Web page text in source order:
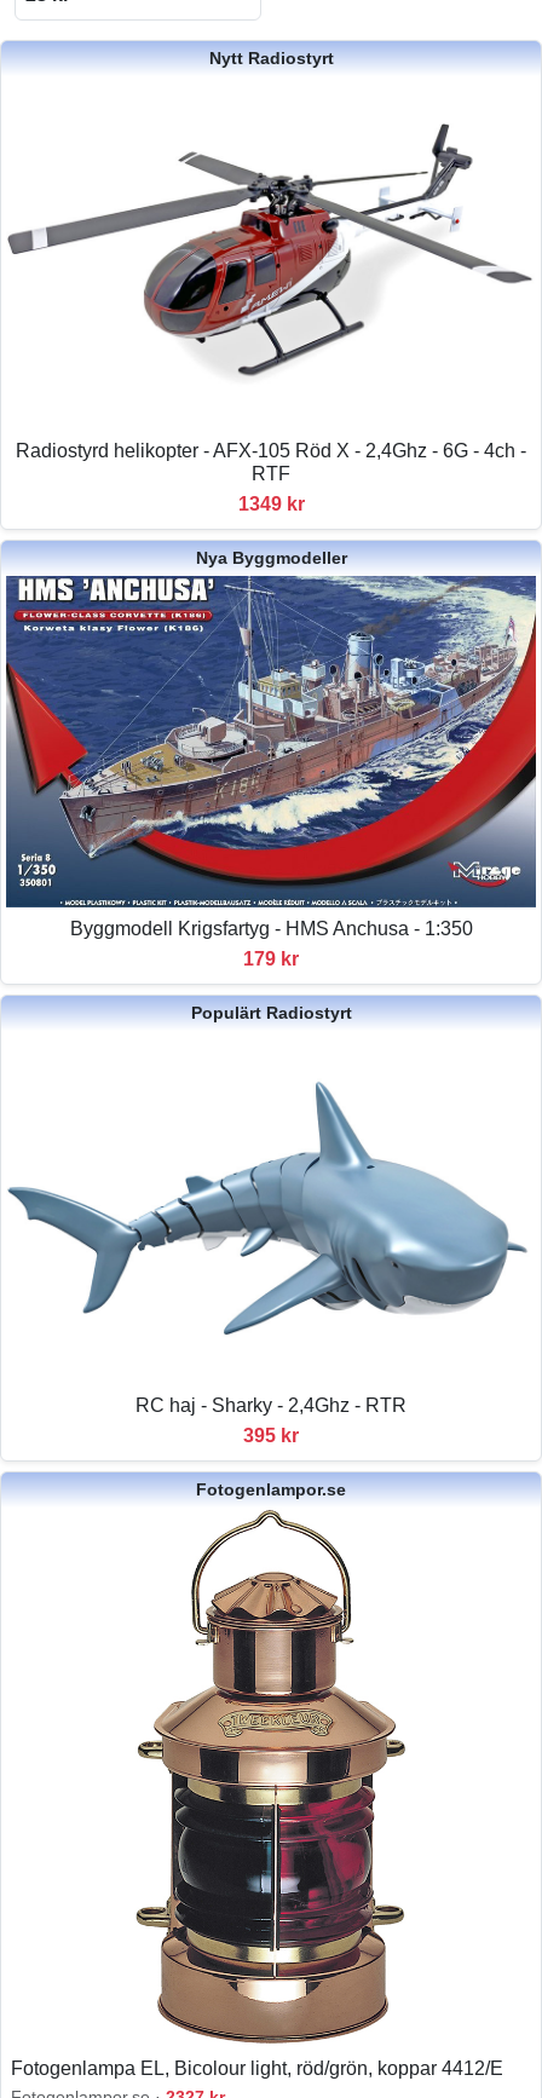
Nytt Radiostyrt
Radiostyrd helikopter - AFX-105 Röd X - 2,4Ghz - 6G - 4ch -
RTF
1349 kr
Nya Byggmodeller
Byggmodell Krigsfartyg - HMS Anchusa - 1:350
179 kr
Populärt Radiostyrt
RC haj - Sharky - 2,4Ghz - RTR
395 kr
Fotogenlampor.se
Fotogenlampa EL, Bicolour light, röd/grön, koppar 4412/E